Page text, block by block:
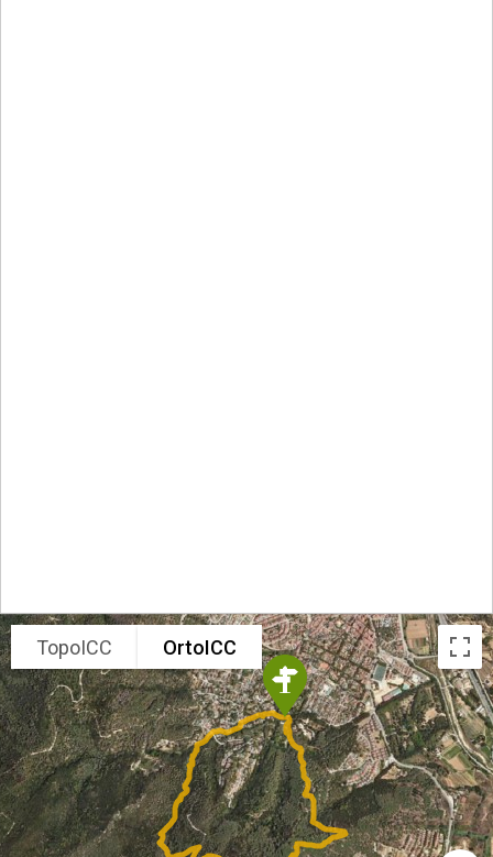
TopoICC OrtoICC